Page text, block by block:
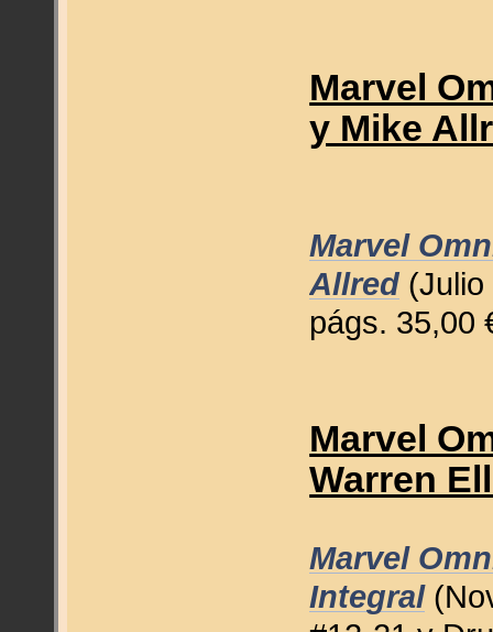
Marvel
y Mike
Marvel
Allred
págs. 35,00
Marvel
Warren
Marvel
Integral